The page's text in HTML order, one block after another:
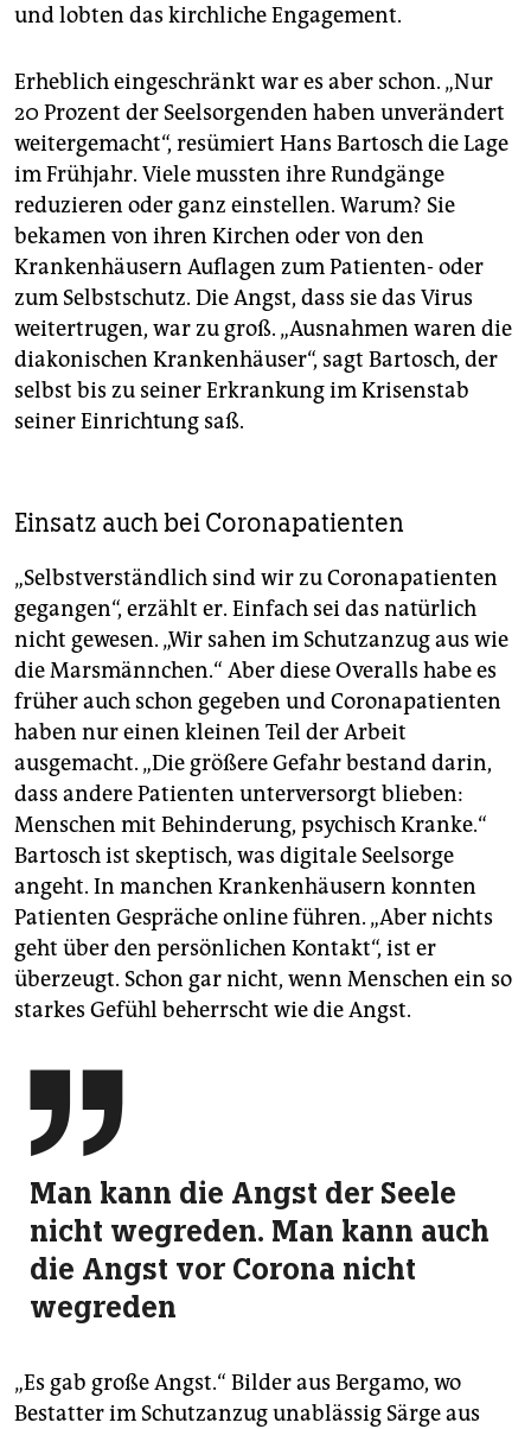
und lobten das kirchliche Engagement.
Erheblich eingeschränkt war es aber schon. „Nur
20 Prozent der Seelsorgenden haben unverändert
weitergemacht“, resümiert Hans Bartosch die Lage
im Frühjahr. Viele mussten ihre Rundgänge
reduzieren oder ganz einstellen. Warum? Sie
bekamen von ihren Kirchen oder von den
Krankenhäusern Auflagen zum Patienten- oder
zum Selbstschutz. Die Angst, dass sie das Virus
weitertrugen, war zu groß. „Ausnahmen waren die
diakonischen Krankenhäuser“, sagt Bartosch, der
selbst bis zu seiner Erkrankung im Krisenstab
seiner Einrichtung saß.
Einsatz auch bei Coronapatienten
„Selbstverständlich sind wir zu Coronapatienten
gegangen“, erzählt er. Einfach sei das natürlich
nicht gewesen. „Wir sahen im Schutzanzug aus wie
die Marsmännchen.“ Aber diese Overalls habe es
früher auch schon gegeben und Coronapatienten
haben nur einen kleinen Teil der Arbeit
ausgemacht. „Die größere Gefahr bestand darin,
dass andere Patienten unterversorgt blieben:
Menschen mit Behinderung, psychisch Kranke.“
Bartosch ist skeptisch, was digitale Seelsorge
angeht. In manchen Krankenhäusern konnten
Patienten Gespräche online führen. „Aber nichts
geht über den persönlichen Kontakt“, ist er
überzeugt. Schon gar nicht, wenn Menschen ein so
starkes Gefühl beherrscht wie die Angst.

Man kann die Angst der Seele
nicht wegreden. Man kann auch
die Angst vor Corona nicht
wegreden
„Es gab große Angst.“ Bilder aus Bergamo, wo
Bestatter im Schutzanzug unablässig Särge aus